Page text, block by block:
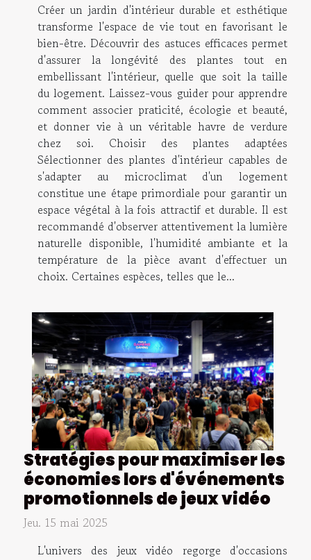
Créer un jardin d'intérieur durable et esthétique
transforme l'espace de vie tout en favorisant le
bien-être. Découvrir des astuces efficaces permet
d'assurer la longévité des plantes tout en
embellissant l'intérieur, quelle que soit la taille
du logement. Laissez-vous guider pour apprendre
comment associer praticité, écologie et beauté,
et donner vie à un véritable havre de verdure
chez soi. Choisir des plantes adaptées
Sélectionner des plantes d'intérieur capables de
s'adapter au microclimat d'un logement
constitue une étape primordiale pour garantir un
espace végétal à la fois attractif et durable. Il est
recommandé d'observer attentivement la lumière
naturelle disponible, l'humidité ambiante et la
température de la pièce avant d'effectuer un
choix. Certaines espèces, telles que le...
Stratégies pour maximiser les
économies lors d'événements
promotionnels de jeux vidéo
Jeu. 15 mai 2025
L'univers des jeux vidéo regorge d'occasions